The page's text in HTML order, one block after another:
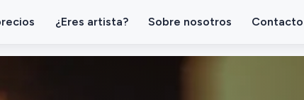
¿Eres artista? Sobre nosotros Contacto